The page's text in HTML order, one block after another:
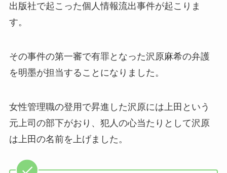
出版社で起こった個人情報流出事件が起こりま
す。
その事件の第一審で有罪となった沢原麻希の弁護
を明墨が担当することになりました。
女性管理職の登用で昇進した沢原には上田という
元上司の部下がおり、犯人の心当たりとして沢原
は上田の名前を上げました。